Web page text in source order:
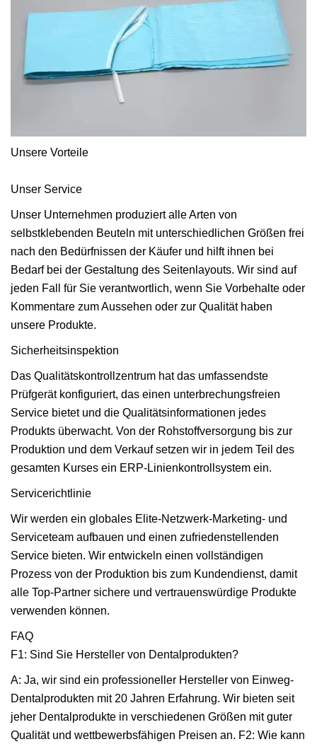
Unsere Vorteile
Unser Service
Unser Unternehmen produziert alle Arten von
selbstklebenden Beuteln mit unterschiedlichen Größen frei
nach den Bedürfnissen der Käufer und hilft ihnen bei
Bedarf bei der Gestaltung des Seitenlayouts. Wir sind auf
jeden Fall für Sie verantwortlich, wenn Sie Vorbehalte oder
Kommentare zum Aussehen oder zur Qualität haben
unsere Produkte.
Sicherheitsinspektion
Das Qualitätskontrollzentrum hat das umfassendste
Prüfgerät konfiguriert, das einen unterbrechungsfreien
Service bietet und die Qualitätsinformationen jedes
Produkts überwacht. Von der Rohstoffversorgung bis zur
Produktion und dem Verkauf setzen wir in jedem Teil des
gesamten Kurses ein ERP-Linienkontrollsystem ein.
Servicerichtlinie
Wir werden ein globales Elite-Netzwerk-Marketing- und
Serviceteam aufbauen und einen zufriedenstellenden
Service bieten. Wir entwickeln einen vollständigen
Prozess von der Produktion bis zum Kundendienst, damit
alle Top-Partner sichere und vertrauenswürdige Produkte
verwenden können.
FAQ
F1: Sind Sie Hersteller von Dentalprodukten?
A: Ja, wir sind ein professioneller Hersteller von Einweg-
Dentalprodukten mit 20 Jahren Erfahrung. Wir bieten seit
jeher Dentalprodukte in verschiedenen Größen mit guter
Qualität und wettbewerbsfähigen Preisen an. F2: Wie kann